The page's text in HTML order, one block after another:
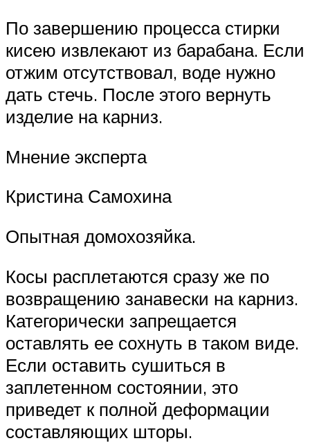
По завершению процесса стирки
кисею извлекают из барабана. Если
отжим отсутствовал, воде нужно
дать стечь. После этого вернуть
изделие на карниз.
Мнение эксперта
Кристина Самохина
Опытная домохозяйка.
Косы расплетаются сразу же по
возвращению занавески на карниз.
Категорически запрещается
оставлять ее сохнуть в таком виде.
Если оставить сушиться в
заплетенном состоянии, это
приведет к полной деформации
составляющих шторы.